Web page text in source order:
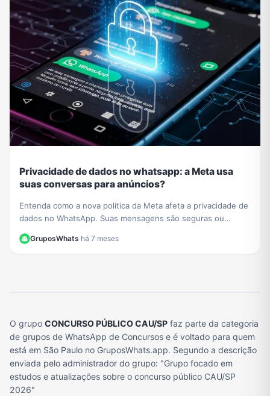
Privacidade de dados no whatsapp: a Meta usa
suas conversas para anúncios?
Entenda como a nova política da Meta afeta a privacidade de
dados no WhatsApp. Suas mensagens são seguras ou
GruposWhats·há 7 meses
O grupo CONCURSO PÚBLICO CAU/SP faz parte da categoria
de grupos de WhatsApp de Concursos e é voltado para quem
está em São Paulo no GruposWhats.app. Segundo a descrição
enviada pelo administrador do grupo: "Grupo focado em
estudos e atualizações sobre o concurso público CAU/SP
2026"